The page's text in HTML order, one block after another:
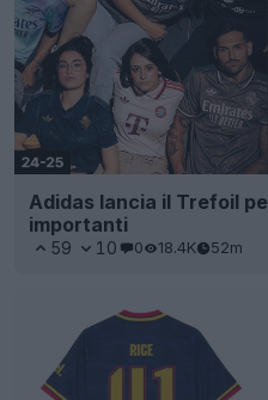
Adidas lancia il Trefoil
importanti
59 10 0 18.4K 52m